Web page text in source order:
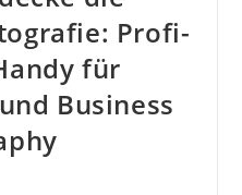
Profi-
für
Business